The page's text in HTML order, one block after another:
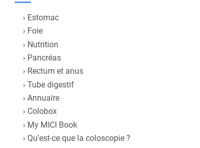
Estomac
Foie
Nutrition
Pancréas
Rectum et anus
Tube digestif
Annuaire
Colobox
My MICI Book
Qu’est-ce que la coloscopie ?